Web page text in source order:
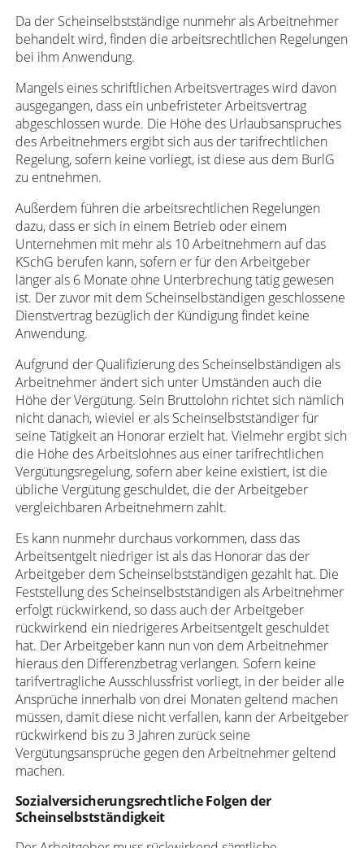
Da der Scheinselbstständige nunmehr als Arbeitnehmer
behandelt wird, finden die arbeitsrechtlichen Regelungen
bei ihm Anwendung.
Mangels eines schriftlichen Arbeitsvertrages wird davon
ausgegangen, dass ein unbefristeter Arbeitsvertrag
abgeschlossen wurde. Die Höhe des Urlaubsanspruches
des Arbeitnehmers ergibt sich aus der tarifrechtlichen
Regelung, sofern keine vorliegt, ist diese aus dem BurlG
zu entnehmen.
Außerdem führen die arbeitsrechtlichen Regelungen
dazu, dass er sich in einem Betrieb oder einem
Unternehmen mit mehr als 10 Arbeitnehmern auf das
KSchG berufen kann, sofern er für den Arbeitgeber
länger als 6 Monate ohne Unterbrechung tätig gewesen
ist. Der zuvor mit dem Scheinselbständigen geschlossene
Dienstvertrag bezüglich der Kündigung findet keine
Anwendung.
Aufgrund der Qualifizierung des Scheinselbständigen als
Arbeitnehmer ändert sich unter Umständen auch die
Höhe der Vergütung. Sein Bruttolohn richtet sich nämlich
nicht danach, wieviel er als Scheinselbstständiger für
seine Tätigkeit an Honorar erzielt hat. Vielmehr ergibt sich
die Höhe des Arbeitslohnes aus einer tarifrechtlichen
Vergütungsregelung, sofern aber keine existiert, ist die
übliche Vergütung geschuldet, die der Arbeitgeber
vergleichbaren Arbeitnehmern zahlt.
Es kann nunmehr durchaus vorkommen, dass das
Arbeitsentgelt niedriger ist als das Honorar das der
Arbeitgeber dem Scheinselbstständigen gezahlt hat. Die
Feststellung des Scheinselbstständigen als Arbeitnehmer
erfolgt rückwirkend, so dass auch der Arbeitgeber
rückwirkend ein niedrigeres Arbeitsentgelt geschuldet
hat. Der Arbeitgeber kann nun von dem Arbeitnehmer
hieraus den Differenzbetrag verlangen. Sofern keine
tarifvertragliche Ausschlussfrist vorliegt, in der beider alle
Ansprüche innerhalb von drei Monaten geltend machen
müssen, damit diese nicht verfallen, kann der Arbeitgeber
rückwirkend bis zu 3 Jahren zurück seine
Vergütungsansprüche gegen den Arbeitnehmer geltend
machen.
Sozialversicherungsrechtliche Folgen der
Scheinselbstständigkeit